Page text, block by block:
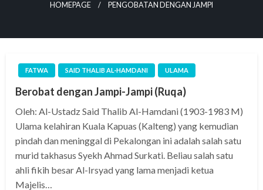
HOMEPAGE PENGOBATAN DENGAN JAMPI
FATWA SAID THALIB AL-HAMDANI ULAMA
Berobat dengan Jampi-Jampi (Ruqa)
Oleh: Al-Ustadz Said Thalib Al-Hamdani (1903-1983 M)
Ulama kelahiran Kuala Kapuas (Kalteng) yang kemudian
pindah dan meninggal di Pekalongan ini adalah salah satu
murid takhasus Syekh Ahmad Surkati. Beliau salah satu
ahli fikih besar Al-Irsyad yang lama menjadi ketua
Majelis…